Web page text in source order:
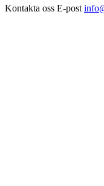
Kontakta oss E-post